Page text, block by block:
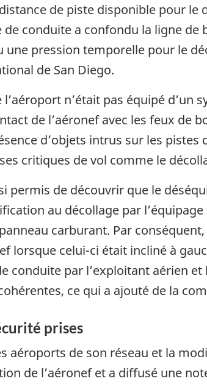
de piste disponible pour le
de conduite a confondu la ligne de
une pression temporelle pour le
de San Diego.
l’aéroport n’était pas équipé
de l’aéronef avec les feux de
d’objets intrus sur les
critiques de vol comme le
permis de découvrir que le
au décollage par
carburant. Par
lorsque celui-ci était incliné à
conduite par l’exploitant aérien
ce qui a ajouté de la
prises
aéroports de son réseau et la
de l’aéronef et a diffusé une